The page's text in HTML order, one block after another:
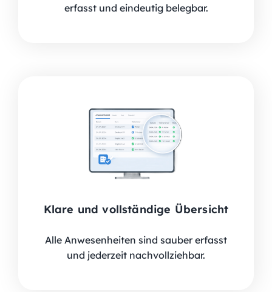
erfasst und eindeutig belegbar.
Klare und vollständige Übersicht
Alle Anwesenheiten sind sauber erfasst
und jederzeit nachvollziehbar.